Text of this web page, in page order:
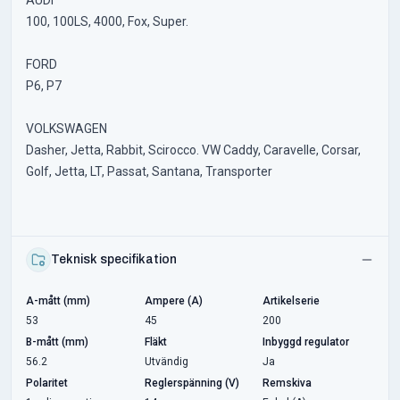
100, 100LS, 4000, Fox, Super.
FORD
P6, P7
VOLKSWAGEN
Dasher, Jetta, Rabbit, Scirocco. VW Caddy, Caravelle, Corsar,
Golf, Jetta, LT, Passat, Santana, Transporter
Teknisk specifikation
A-mått (mm)
53
Ampere (A)
45
Artikelserie
200
B-mått (mm)
56.2
Fläkt
Utvändig
Inbyggd regulator
Ja
Polaritet
Reglerspänning (V)
Remskiva